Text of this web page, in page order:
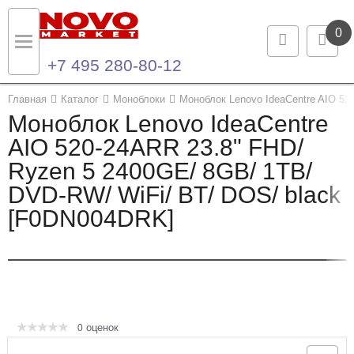
0
+7 495 280-80-12
Главная Каталог Моноблоки Моноблок Lenovo IdeaCentre AIO
Моноблок Lenovo IdeaCentre
AIO 520-24ARR 23.8" FHD/
Ryzen 5 2400GE/ 8GB/ 1TB/
DVD-RW/ WiFi/ BT/ DOS/ black
[F0DN004DRK]
0 оценок
Назад
Каталог продукции
Ноутбуки и ультрабуки
Компьютеры
Назад
Контакты
Контактная информация